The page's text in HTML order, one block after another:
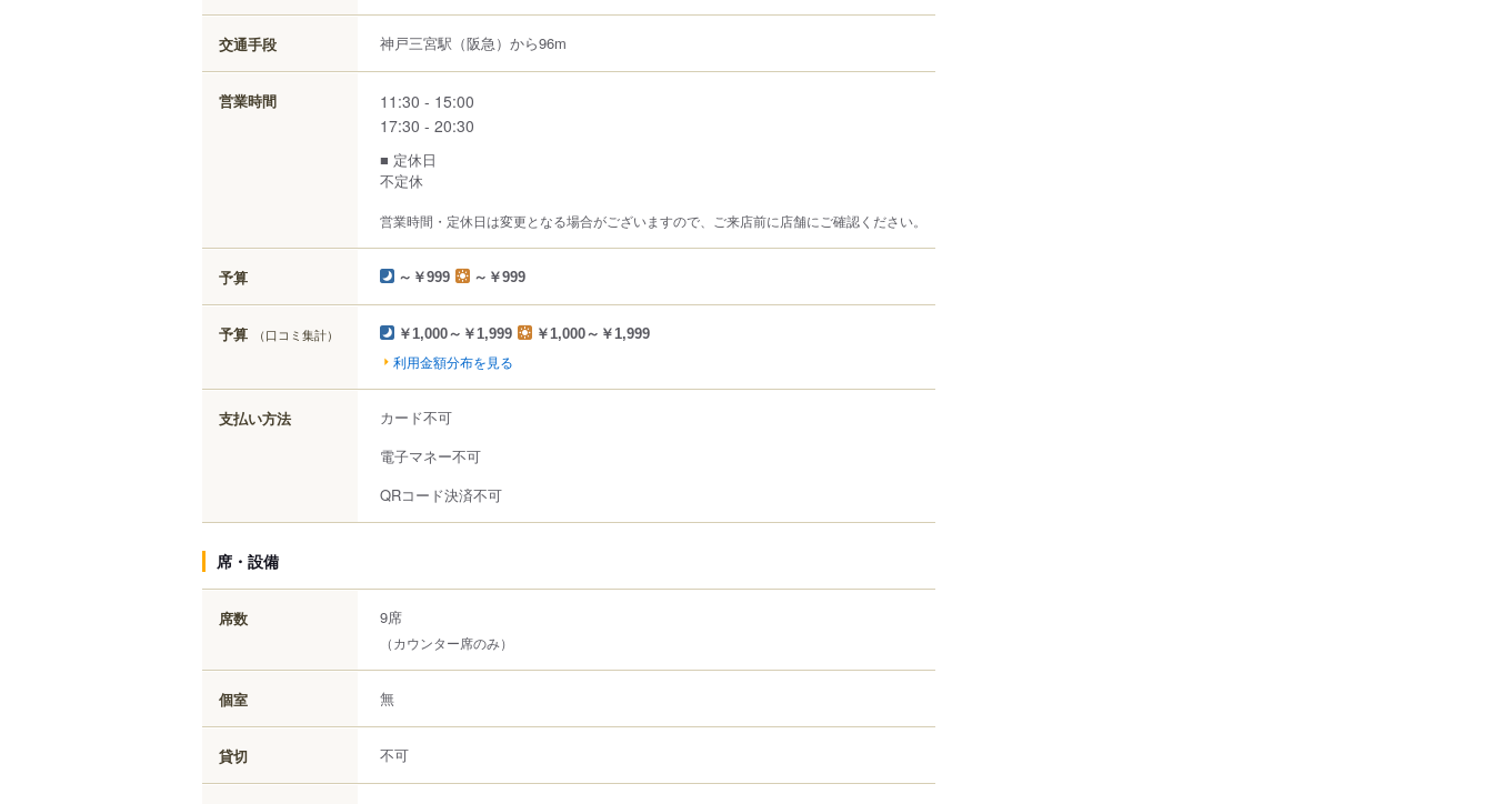
交通手段 神戸三宮駅（阪急）から96m
営業時間
11:30 - 15:00
17:30 - 20:30
■ 定休日
不定休
営業時間・定休日は変更となる場合がございますので、ご来店前に店舗にご確認ください。
予算 ～￥999 ～￥999
予算 （口コミ集計） ￥1,000～￥1,999 ￥1,000～￥1,999
利用金額分布を見る
支払い方法
カード不可
電子マネー不可
QRコード決済不可
席・設備
席数 9席
（カウンター席のみ）
個室 無
貸切 不可